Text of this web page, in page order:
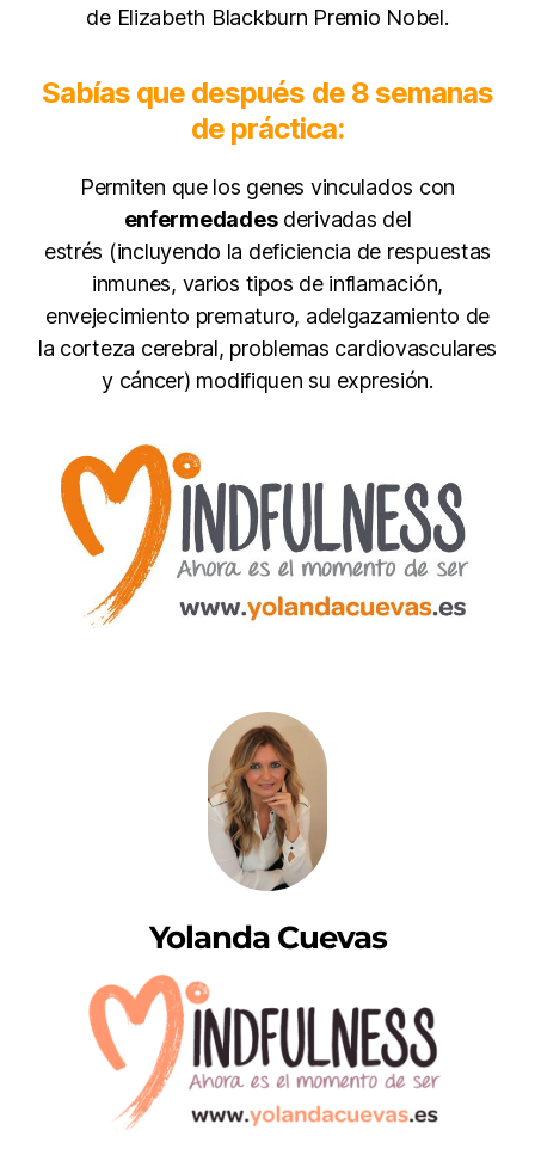
de Elizabeth Blackburn Premio Nobel.
Sabías que después de 8 semanas
de práctica:
Permiten que los genes vinculados con
enfermedadesderivadas del
estrés (incluyendo la deficiencia de respuestas
inmunes, varios tipos de inflamación,
envejecimiento prematuro, adelgazamiento de
la corteza cerebral, problemas cardiovasculares
y cáncer) modifiquen su expresión.
Yolanda Cuevas